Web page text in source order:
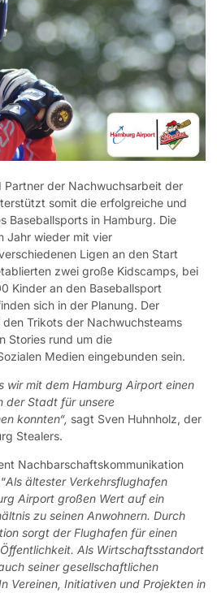
Partner der Nachwuchsarbeit der
somit die erfolgreiche und
Baseballsports in Hamburg. Die
Jahr wieder mit vier
Ligen an den Start
zwei große Kidscamps, bei
Kinder an den Baseballsport
sich in der Planung. Der
Trikots der Nachwuchsteams
Stories rund um die
Medien eingebunden sein.
wir mit dem Hamburg Airport einen
der Stadt für unsere
konnten“, sagt Sven Huhnholz, der
Stealers.
Nachbarschaftskommunikation
Als ältester Verkehrsflughafen
Airport großen Wert auf ein
zu seinen Anwohnern. Durch
sorgt der Flughafen für einen
Als Wirtschaftsstandort
seiner gesellschaftlichen
Vereinen, Initiativen und Projekten in